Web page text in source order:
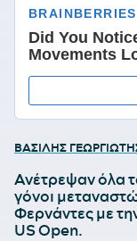
ΒΑΣΙΛΗΣ
Ανέτρεψαν όλα
γόνοι
Φερνάντες με
US Open.